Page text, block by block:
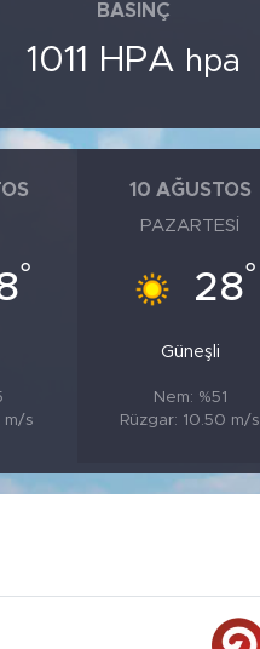
BASINÇ
1011 HPA hpa
°
m/s
10 AĞUSTOS
PAZARTESI
28°
Güneşli
Nem: %51
Rüzgar: 10.50 m/s